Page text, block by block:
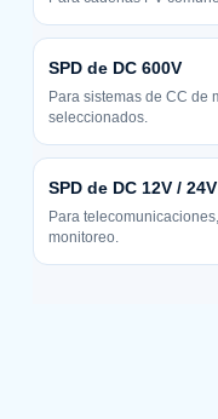
SPD de DC 600V
Para sistemas de CC de
seleccionados.
SPD de DC 12V /
Para
monitoreo.